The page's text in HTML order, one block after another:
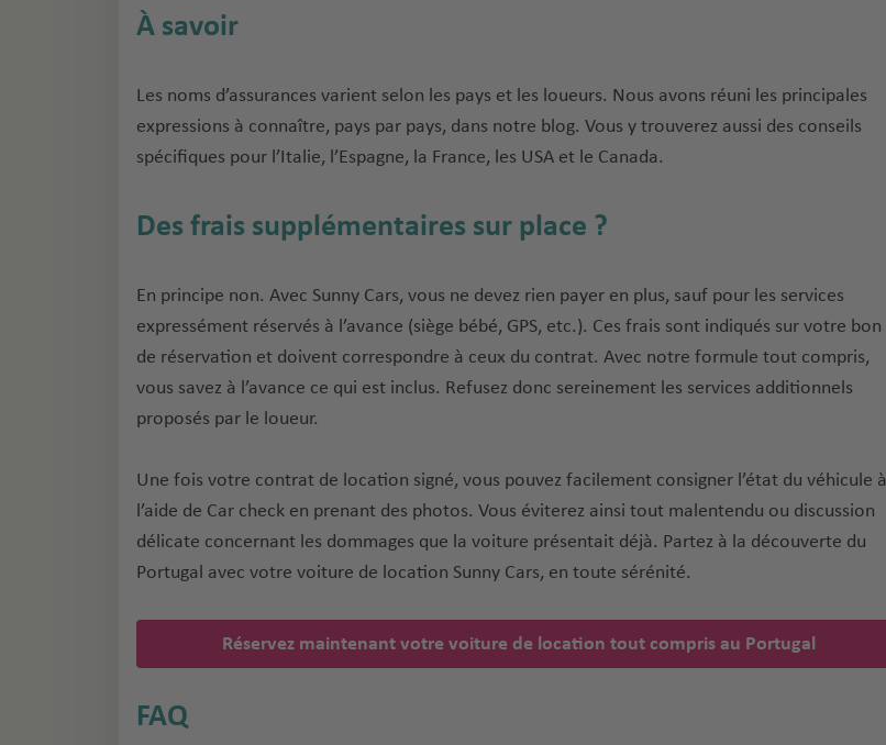
À savoir
Les noms d’assurances varient selon les pays et les loueurs. Nous avons réuni les principales
expressions à connaître, pays par pays, dans notre blog. Vous y trouverez aussi des conseils
spécifiques pour l’Italie, l’Espagne, la France, les USA et le Canada.
Des frais supplémentaires sur place ?
En principe non. Avec Sunny Cars, vous ne devez rien payer en plus, sauf pour les services
expressément réservés à l’avance (siège bébé, GPS, etc.). Ces frais sont indiqués sur votre bon
de réservation et doivent correspondre à ceux du contrat. Avec notre formule tout compris,
vous savez à l’avance ce qui est inclus. Refusez donc sereinement les services additionnels
proposés par le loueur.
Une fois votre contrat de location signé, vous pouvez facilement consigner l’état du véhicule à
l’aide de Car check en prenant des photos. Vous éviterez ainsi tout malentendu ou discussion
délicate concernant les dommages que la voiture présentait déjà. Partez à la découverte du
Portugal avec votre voiture de location Sunny Cars, en toute sérénité.
Réservez maintenant votre voiture de location tout compris au Portugal
FAQ